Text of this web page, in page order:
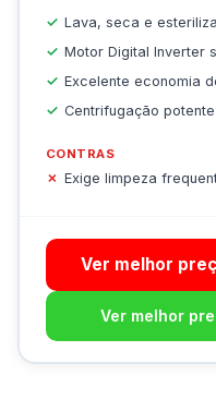
Lava, seca e
Motor Digital Inverter
Excelente economia
Centrifugação
CONTRAS
Exige limpeza
Ver melhor
Ver melhor